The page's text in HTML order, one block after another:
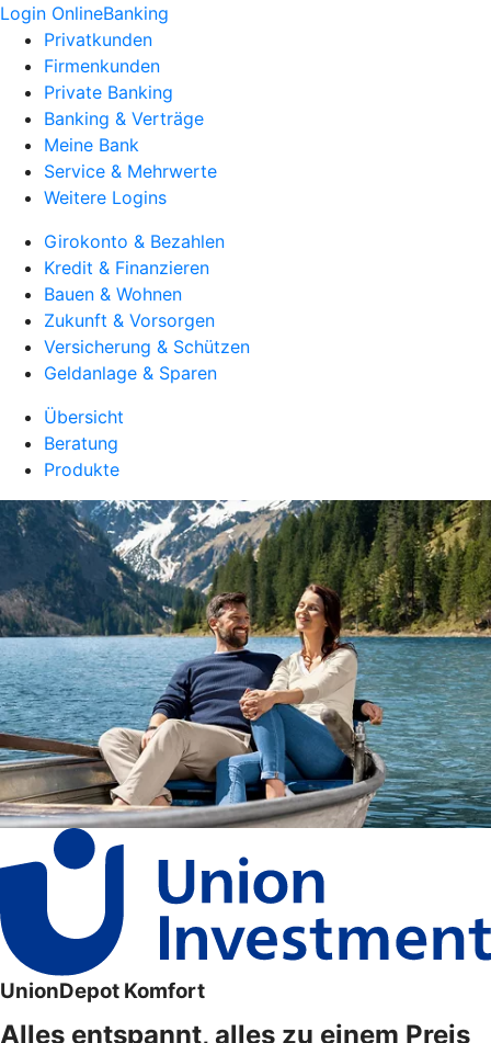
Login OnlineBanking
Privatkunden
Firmenkunden
Private Banking
Banking & Verträge
Meine Bank
Service & Mehrwerte
Weitere Logins
Girokonto & Bezahlen
Kredit & Finanzieren
Bauen & Wohnen
Zukunft & Vorsorgen
Versicherung & Schützen
Geldanlage & Sparen
Übersicht
Beratung
Produkte
UnionDepot Komfort
Alles entspannt, alles zu einem Preis